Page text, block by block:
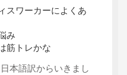
スワーカーによくあ
み
筋トレかな
本語訳からいきまし